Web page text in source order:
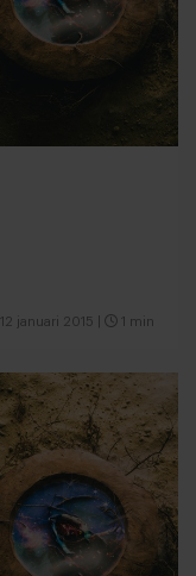
12 januari 2015 1 min